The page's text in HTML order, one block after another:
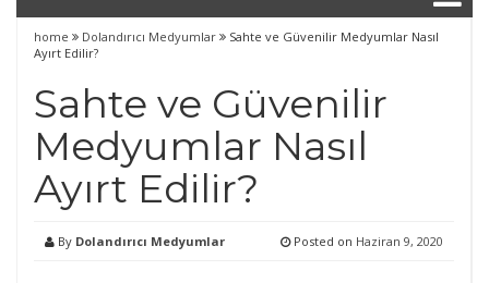
home Dolandırıcı Medyumlar
Sahte ve Güvenilir Medyumlar Nasıl
Ayırt Edilir?
Sahte ve Güvenilir
Medyumlar Nasıl
Ayırt Edilir?
By Dolandırıcı Medyumlar Posted on Haziran 9, 2020